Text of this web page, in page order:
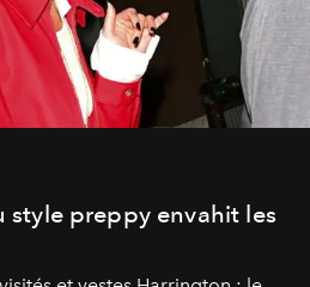
style preppy envahit les